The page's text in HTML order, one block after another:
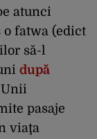
atunci
fatwa (edict
să-l
după
Unii
pasaje
viaţa